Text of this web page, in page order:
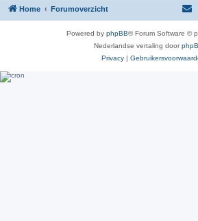
Home Forumoverzicht
Powered by phpBB® Forum Software ©
Nederlandse vertaling door
Privacy |